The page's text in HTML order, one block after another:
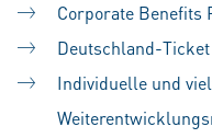
Corporate Benefits
Deutschland-
Individuelle und